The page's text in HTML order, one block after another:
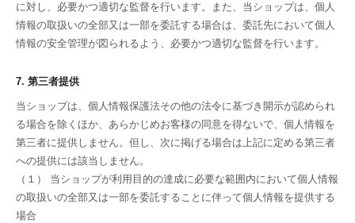
に対し、必要かつ適切な監督を行います。また、当ショップは、個人
情報の取扱いの全部又は一部を委託する場合は、委託先において個人
情報の安全管理が図られるよう、必要かつ適切な監督を行います。
7. 第三者提供
当ショップは、個人情報保護法その他の法令に基づき開示が認められ
る場合を除くほか、あらかじめお客様の同意を得ないで、個人情報を
第三者に提供しません。但し、次に掲げる場合は上記に定める第三者
への提供には該当しません。
（１） 当ショップが利用目的の達成に必要な範囲内において個人情報
の取扱いの全部又は一部を委託することに伴って個人情報を提供する
場合